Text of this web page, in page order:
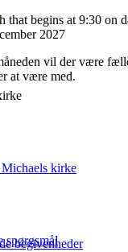
kirke
spørgsmål
that begins at 9:30 on
2027
vil der være
at være med.
begivenheder